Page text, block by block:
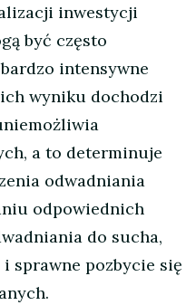
inwestycji
być często
intensywne
wyniku dochodzi
a to determinuje
odwadniania
odpowiednich
do sucha,
sprawne pozbycie się